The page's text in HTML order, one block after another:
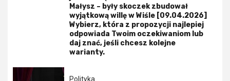
Małysz – były skoczek zbudował
wyjątkową willę w Wiśle [09.04.2026]
Wybierz, która z propozycji najlepiej
odpowiada Twoim oczekiwaniom lub
daj znać, jeśli chcesz kolejne
warianty.
Polityka